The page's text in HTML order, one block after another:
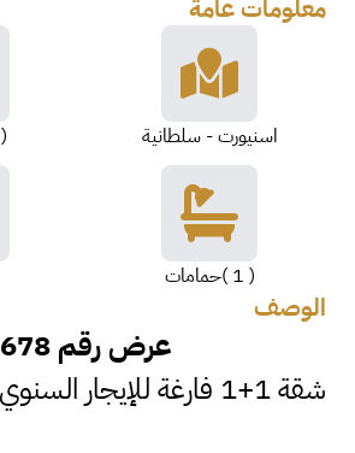
معلومات عامة
اسنيورت - سلطانية (1) غرف نوم
( 1 )حمامات
الوصف
عرض رقم 678
شقة 1+1 فارغة للإيجار السنوي